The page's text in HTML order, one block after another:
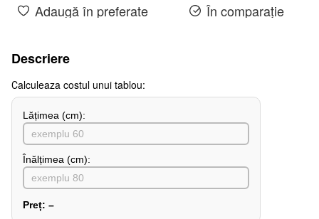
Adaugă în preferate În comparație
Descriere
Сalculeaza costul unui tablou:
Lățimea (сm):
Înălțimea (cm):
Preț: –